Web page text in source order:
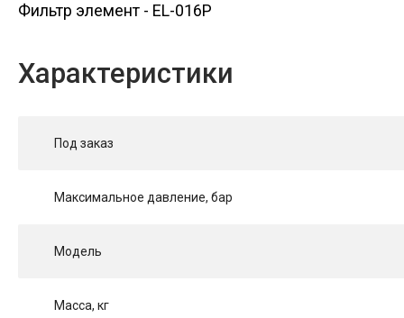
Фильтр элемент - EL-016P
Характеристики
Под заказ
Максимальное давление, бар
Модель
Масса, кг